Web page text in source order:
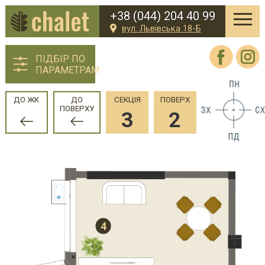
+38 (044) 204 40 99
вул. Львівська 18-Б
ПІДБІР ПО
ПАРАМЕТРАМ
ДО ЖК
ДО
ПОВЕРХУ
СЕКЦІЯ
3
ПОВЕРХ
2
4